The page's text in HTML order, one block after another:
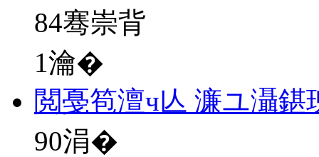
84骞崇背
1瀹�
閲戞笣澶ч亾 濂ユ灄鍖
90涓�